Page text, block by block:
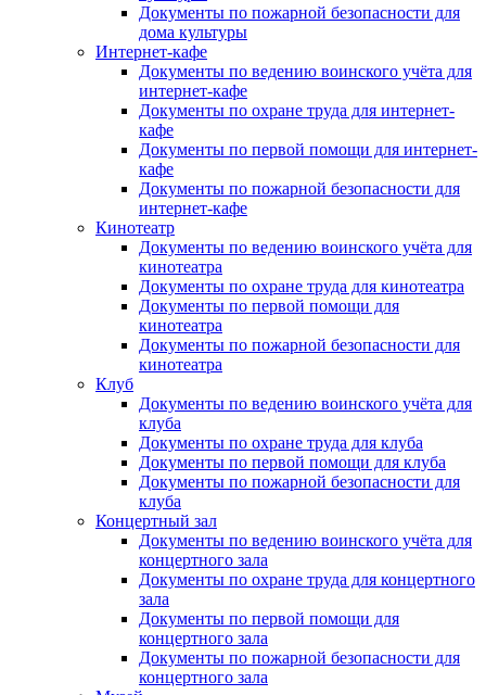
Документы по пожарной безопасности для
дома культуры
Интернет-кафе
Документы по ведению воинского учёта для
интернет-кафе
Документы по охране труда для интернет-
кафе
Документы по первой помощи для интернет-
кафе
Документы по пожарной безопасности для
интернет-кафе
Кинотеатр
Документы по ведению воинского учёта для
кинотеатра
Документы по охране труда для кинотеатра
Документы по первой помощи для
кинотеатра
Документы по пожарной безопасности для
кинотеатра
Клуб
Документы по ведению воинского учёта для
клуба
Документы по охране труда для клуба
Документы по первой помощи для клуба
Документы по пожарной безопасности для
клуба
Концертный зал
Документы по ведению воинского учёта для
концертного зала
Документы по охране труда для концертного
зала
Документы по первой помощи для
концертного зала
Документы по пожарной безопасности для
концертного зала